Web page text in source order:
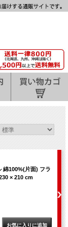
綿100%(片面) フラ
× 210 cm